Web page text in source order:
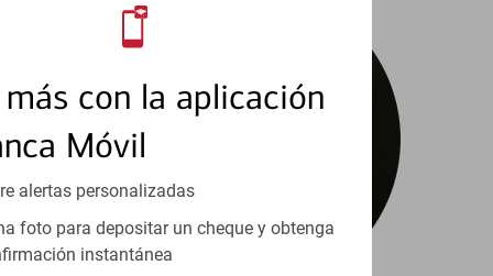
con la aplicación
Móvil
alertas personalizadas
foto para depositar un cheque y obtenga
instantánea